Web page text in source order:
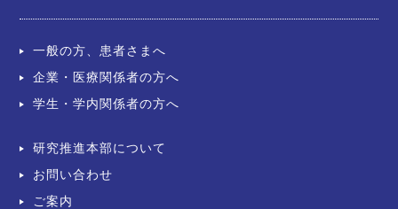
一般の方、患者さまへ
企業・医療関係者の方へ
学生・学内関係者の方へ
研究推進本部について
お問い合わせ
ご案内